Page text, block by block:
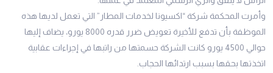
وأمرت المحكمة شركة “اكسيونا لخدمات المطار” التي تعمل لديها هذه
الموظفة بأن تدفع للأخيرة تعويض ضرر قدره 8000 يورو، يضاف إليها
حوالي 4500 يورو كانت الشركة حسمتها من راتبها في إجراءات عقابية
اتخذتها بحقها بسبب ارتدائها الحجاب.